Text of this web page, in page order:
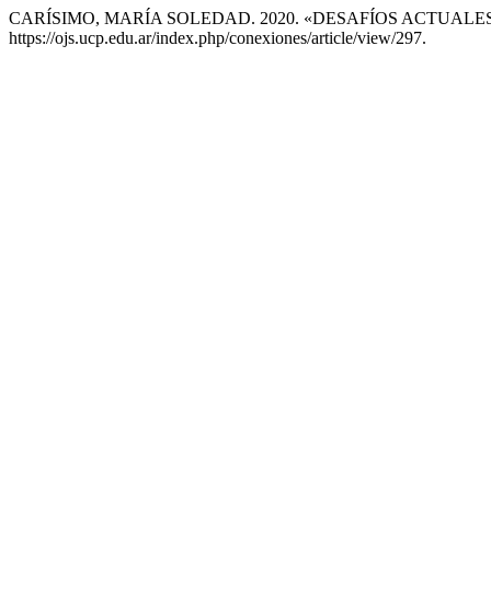
CARÍSIMO, MARÍA SOLEDAD. 2020. «DESAFÍOS
https://ojs.ucp.edu.ar/index.php/conexiones/article/view/297.